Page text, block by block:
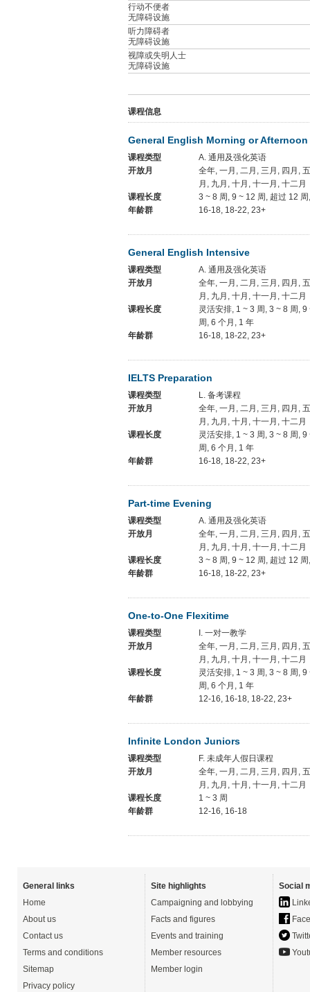
行动不便者
无障碍设施
听力障碍者
无障碍设施
视障或失明人士
无障碍设施
课程信息
General English Morning or Afternoon
课程类型
A. 通用及强化英语
开放月
全年, 一月, 二月, 三月, 四月,
月, 九月, 十月, 十一月, 十二月
课程长度
3 ~ 8 周, 9 ~ 12 周, 超过 12
年龄群
16-18, 18-22, 23+
General English Intensive
课程类型
A. 通用及强化英语
开放月
全年, 一月, 二月, 三月, 四月,
月, 九月, 十月, 十一月, 十二月
课程长度
灵活安排, 1 ~ 3 周, 3 ~ 8 周,
周, 6 个月, 1 年
年龄群
16-18, 18-22, 23+
IELTS Preparation
课程类型
L. 备考课程
开放月
全年, 一月, 二月, 三月, 四月,
月, 九月, 十月, 十一月, 十二月
课程长度
灵活安排, 1 ~ 3 周, 3 ~ 8 周,
周, 6 个月, 1 年
年龄群
16-18, 18-22, 23+
Part-time Evening
课程类型
A. 通用及强化英语
开放月
全年, 一月, 二月, 三月, 四月,
月, 九月, 十月, 十一月, 十二月
课程长度
3 ~ 8 周, 9 ~ 12 周, 超过 12
年龄群
16-18, 18-22, 23+
One-to-One Flexitime
课程类型
I. 一对一教学
开放月
全年, 一月, 二月, 三月, 四月,
月, 九月, 十月, 十一月, 十二月
课程长度
灵活安排, 1 ~ 3 周, 3 ~ 8 周,
周, 6 个月, 1 年
年龄群
12-16, 16-18, 18-22, 23+
Infinite London Juniors
课程类型
F. 未成年人假日课程
开放月
全年, 一月, 二月, 三月, 四月,
月, 九月, 十月, 十一月, 十二月
课程长度
1 ~ 3 周
年龄群
12-16, 16-18
General links
Home
About us
Contact us
Terms and conditions
Sitemap
Privacy policy
Site highlights
Campaigning and lobbying
Facts and figures
Events and training
Member resources
Member login
Social